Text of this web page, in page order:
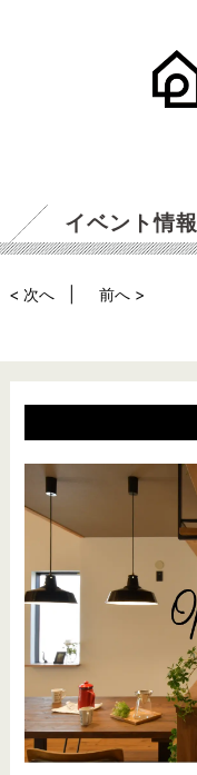
イベント情報
< 次へ 前へ >